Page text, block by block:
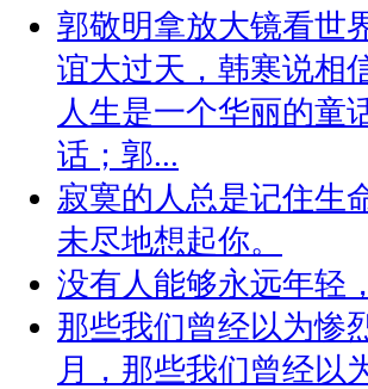
郭敬明拿放大镜看世
谊大过天，韩寒说相
人生是一个华丽的童
话；郭...
寂寞的人总是记住生
未尽地想起你。
没有人能够永远年轻
那些我们曾经以为惨
月，那些我们曾经以